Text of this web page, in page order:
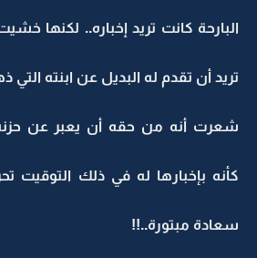
البارحة كانت تريد إخباره.. لكنها
تريد أن تقدم له البديل عن ابنته التي
شعرت أنه من حقه أن يعبر عن حزنه
كأنه بإخبارها له في ذلك التوقيت
سعادة مبتورة..!!